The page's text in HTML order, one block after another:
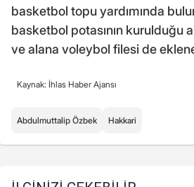
basketbol topu yardımında
basketbol potasının kurulduğu
ve alana voleybol filesi de
Kaynak: İhlas Haber Ajansı
Abdulmuttalip Özbek Hakkari